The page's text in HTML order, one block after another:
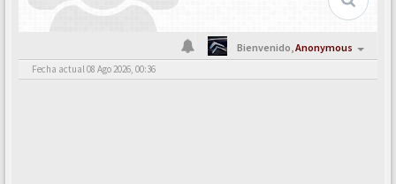
Bienvenido,Anonymous
Fecha actual 08 Ago 2026, 00:36